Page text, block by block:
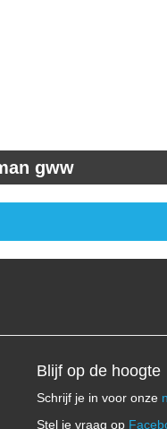
gww
Blijf op de hoogte
Schrijf je in voor onze
Stel je vraag op